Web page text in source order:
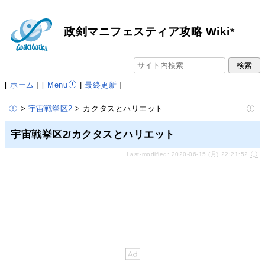
政剣マニフェスティア攻略 Wiki*
[ ホーム ] [ Menu |最終更新 ]
> 宇宙戦挙区2 > カクタスとハリエット
宇宙戦挙区2/カクタスとハリエット
Last-modified: 2020-06-15 (月) 22:21:52